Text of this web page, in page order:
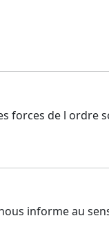
forces de l ordre
informe au